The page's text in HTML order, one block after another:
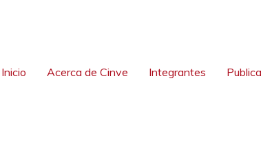
Inicio Acerca de Cinve Integrantes